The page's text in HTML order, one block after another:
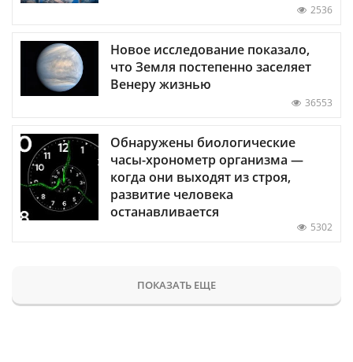
2536
Новое исследование показало,
что Земля постепенно заселяет
Венеру жизнью
36553
Обнаружены биологические
часы-хронометр организма —
когда они выходят из строя,
развитие человека
останавливается
5302
ПОКАЗАТЬ ЕЩЕ